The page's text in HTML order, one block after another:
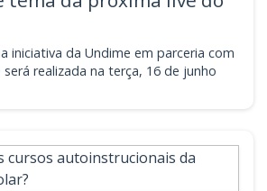
iniciativa da Undime em parceria com
realizada na terça, 16 de junho